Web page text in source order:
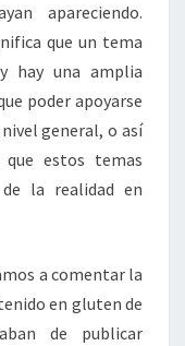
apareciendo.
que un tema
hay una amplia
poder apoyarse
general, o así
que estos temas
la realidad en
a comentar la
en gluten de
de publicar